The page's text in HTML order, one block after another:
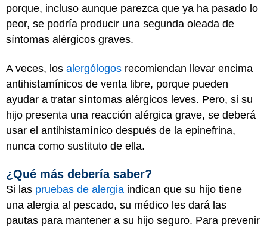
porque, incluso aunque parezca que ya ha pasado lo
peor, se podría producir una segunda oleada de
síntomas alérgicos graves.
A veces, los alergólogos recomiendan llevar encima
antihistamínicos de venta libre, porque pueden
ayudar a tratar síntomas alérgicos leves. Pero, si su
hijo presenta una reacción alérgica grave, se deberá
usar el antihistamínico después de la epinefrina,
nunca como sustituto de ella.
¿Qué más debería saber?
Si las pruebas de alergia indican que su hijo tiene
una alergia al pescado, su médico les dará las
pautas para mantener a su hijo seguro. Para prevenir